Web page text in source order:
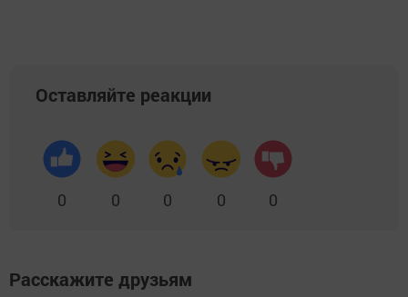
Оставляйте реакции
0 0 0 0 0
Расскажите друзьям